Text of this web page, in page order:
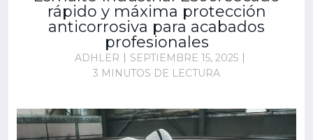
rápido y máxima protección
anticorrosiva para acabados
profesionales
ADHLER
SEPTIEMBRE 15, 2025
3 MINUTOS DE LECTURA